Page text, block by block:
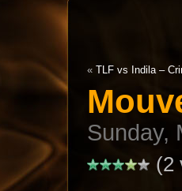
« TLF vs Indila –
Sunday,
(2